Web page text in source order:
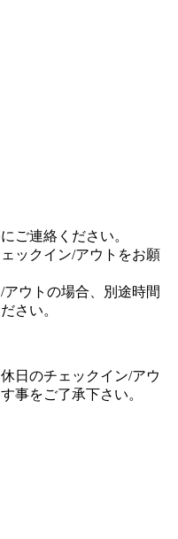
ご連絡ください。
ックイン/アウトをお願
ウトの場合、別途時間
さい。
日のチェックイン/アウ
事をご了承下さい。